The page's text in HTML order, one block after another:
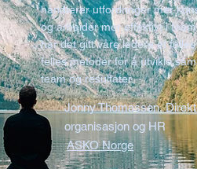
håndterer utfordringer mer
og arbeider mer effektivt i
har det gitt våre ledere et
felles metoder for å utvikle
team og resultater.
Jonny Thomassen,
organisasjon og HR
ASKO Norge